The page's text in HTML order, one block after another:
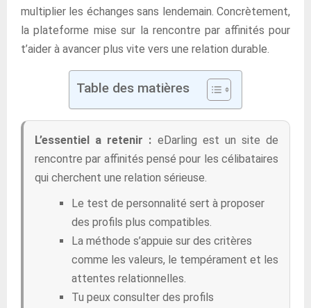
multiplier les échanges sans lendemain. Concrètement,
la plateforme mise sur la rencontre par affinités pour
t’aider à avancer plus vite vers une relation durable.
Table des matières
L’essentiel a retenir : eDarling est un site de
rencontre par affinités pensé pour les célibataires
qui cherchent une relation sérieuse.
Le test de personnalité sert à proposer
des profils plus compatibles.
La méthode s’appuie sur des critères
comme les valeurs, le tempérament et les
attentes relationnelles.
Tu peux consulter des profils